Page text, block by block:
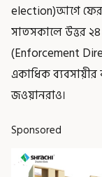
election)আগে ফের
সাতসকালে উত্তর
(Enforcement
একাধিক ব্যবসায়ীর
জওয়ানরাও।
Sponsored